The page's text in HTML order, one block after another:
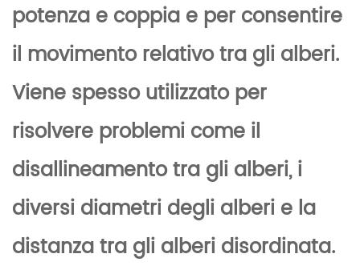
potenza e coppia e per consentire
il movimento relativo tra gli alberi.
Viene spesso utilizzato per
risolvere problemi come il
disallineamento tra gli alberi, i
diversi diametri degli alberi e la
distanza tra gli alberi disordinata.